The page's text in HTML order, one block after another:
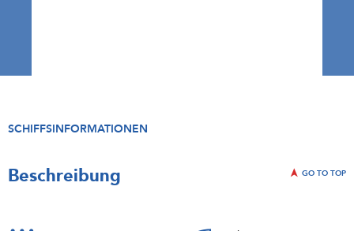
SCHIFFSINFORMATIONEN
Beschreibung GO TO TOP